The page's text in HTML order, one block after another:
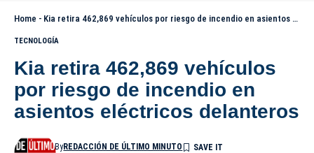
Home - Kia retira 462,869 vehículos por riesgo de incendio en asientos eléctricos delanteros
TECNOLOGÍA
Kia retira 462,869 vehículos
por riesgo de incendio en
asientos eléctricos delanteros
ByREDACCIÓN DE ÚLTIMO MINUTO